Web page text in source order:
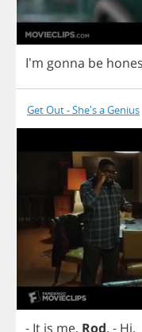
I'm gonna be
Get Out - She's a Genius
- It is me, Rod. - Hi.